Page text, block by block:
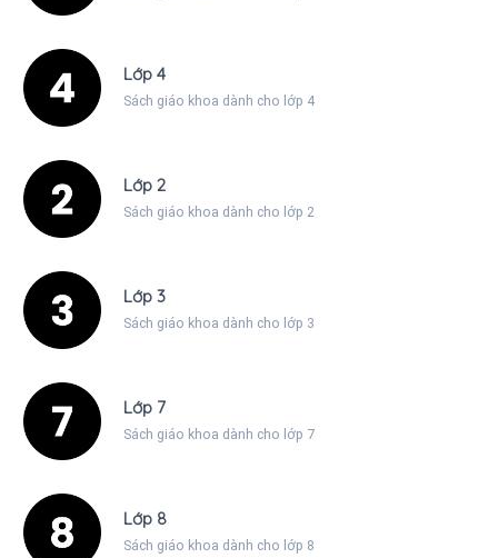
Lớp 4
Sách giáo khoa dành cho lớp 4
Lớp 2
Sách giáo khoa dành cho lớp 2
Lớp 3
Sách giáo khoa dành cho lớp 3
Lớp 7
Sách giáo khoa dành cho lớp 7
Lớp 8
Sách giáo khoa dành cho lớp 8